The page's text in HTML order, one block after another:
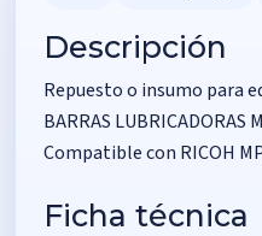
Descripción
Repuesto o insumo para
BARRAS
Compatible con RICOH
Ficha técnica